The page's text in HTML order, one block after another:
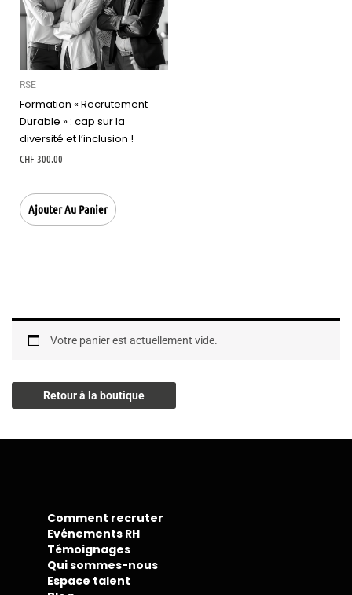
RSE
Formation « Recrutement
Durable » : cap sur la
diversité et l’inclusion !
CHF300.00
Ajouter Au Panier
Votre panier est actuellement vide.
Retour à la boutique
Comment recruter
Evénements RH
Témoignages
Qui sommes-nous
Espace talent